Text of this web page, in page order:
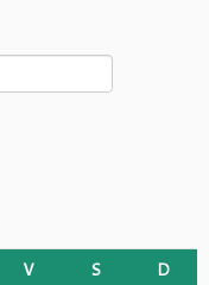
V S D